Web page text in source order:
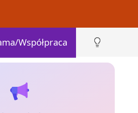
Współpraca